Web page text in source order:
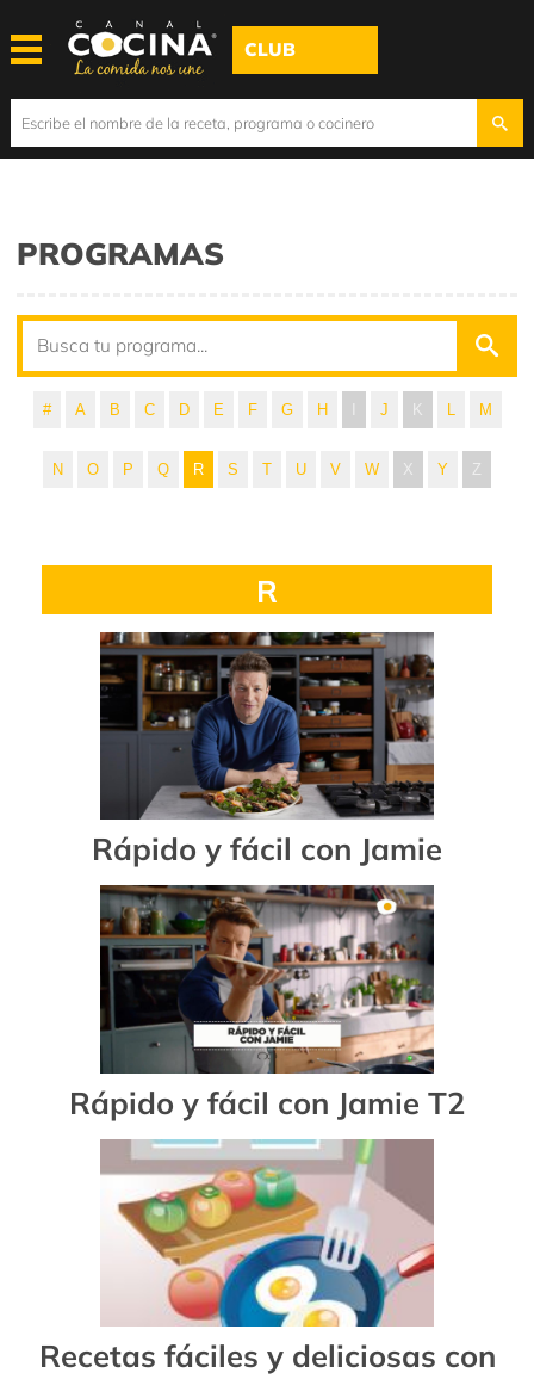
CLUB
PROGRAMAS
# A B C D E F G H J K L M
N O P Q R S T U V W X Y Z
R
Rápido y fácil con Jamie
Rápido y fácil con Jamie T2
Recetas fáciles y deliciosas con